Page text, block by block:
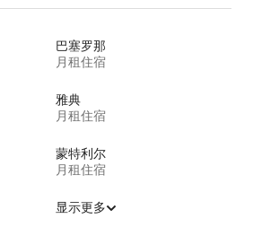
巴塞罗那
月租住宿
雅典
月租住宿
蒙特利尔
月租住宿
显示更多